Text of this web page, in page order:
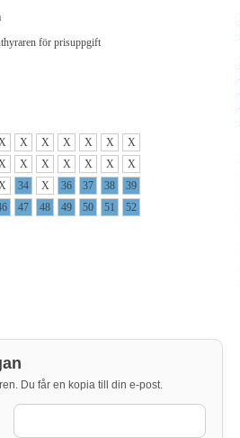
för prisuppgift
X X X X X
X
X X X X X
X
34 X 36 37 38
39
47 48 49 50 51
52
Du får en kopia till din e-post.